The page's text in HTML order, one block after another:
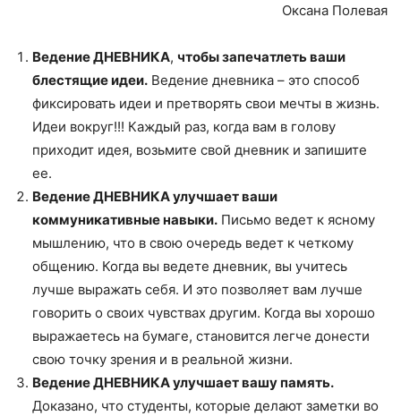
Оксана Полевая
Ведение ДНЕВНИКА, чтобы запечатлеть ваши
блестящие идеи. Ведение дневника – это способ
фиксировать идеи и претворять свои мечты в жизнь.
Идеи вокруг!!! Каждый раз, когда вам в голову
приходит идея, возьмите свой дневник и запишите
ее.
Ведение ДНЕВНИКА улучшает ваши
коммуникативные навыки. Письмо ведет к ясному
мышлению, что в свою очередь ведет к четкому
общению. Когда вы ведете дневник, вы учитесь
лучше выражать себя. И это позволяет вам лучше
говорить о своих чувствах другим. Когда вы хорошо
выражаетесь на бумаге, становится легче донести
свою точку зрения и в реальной жизни.
Ведение ДНЕВНИКА улучшает вашу память.
Доказано, что студенты, которые делают заметки во